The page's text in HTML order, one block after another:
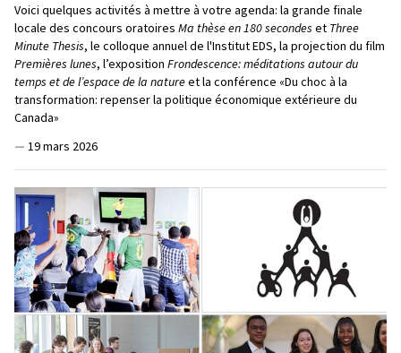
Voici quelques activités à mettre à votre agenda: la grande finale
locale des concours oratoires Ma thèse en 180 secondes et Three
Minute Thesis, le colloque annuel de l'Institut EDS, la projection du film
Premières lunes, l’exposition Frondescence: méditations autour du
temps et de l’espace de la natureet la conférence «Du choc à la
transformation: repenser la politique économique extérieure du
Canada»
— 19 mars 2026